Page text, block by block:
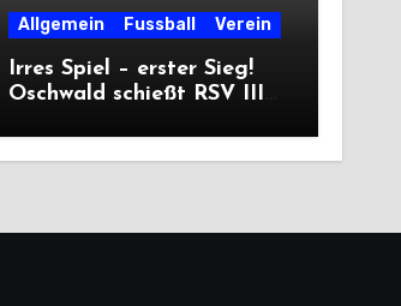
Allgemein Fussball Verein
Irres Spiel – erster Sieg!
Oschwald schießt RSV III
Premiere